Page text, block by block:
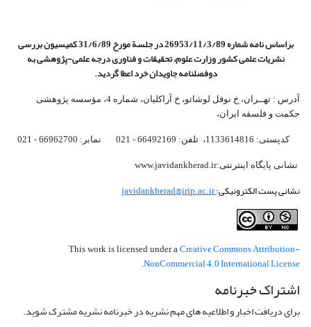
براساس نامه شماره 26953/11/3/89 در جلسة مورخ 31/6/89 کمیسیون
بررسی
نشریات علمی کشور وزارت علوم، تحقیقات و فناوری درجه علمی‌-پژوهشیبه
دوفصلنامه جاویدان خرد اعطا گردید.
آدرس : تهــران، خ نوفل لوشاتو، خ آراکلیان، شماره 4،‌ مؤسسه پژوهشی
حکمت و فلسفه ایران،‌
کدپستی: 1133614816، تلفن: 66492169 - 021 نمابر: 66962700 - 021
نشانی پایگاه اینترنتی:www.javidankherad.ir
نشانی پست الکترونیکی:javidankherad@irip.ac.ir
This work is licensed under a Creative Commons Attribution-
NonCommercial 4.0 International License
.
اشتراک خبرنامه
برای دریافت اخبار و اطلاعیه های مهم نشریه در خبرنامه نشریه مشترک شوید.